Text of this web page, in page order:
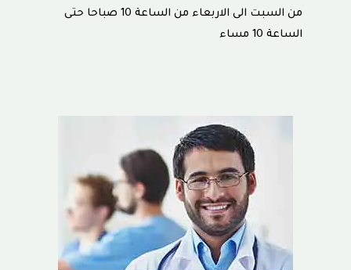
من السبت الى الاربعاء من الساعة 10 صباحا حتى
الساعة 10 مساء